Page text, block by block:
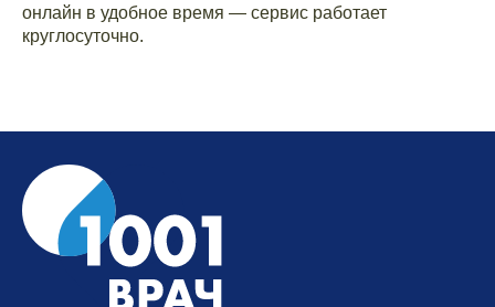
онлайн в удобное время — сервис работает
круглосуточно.